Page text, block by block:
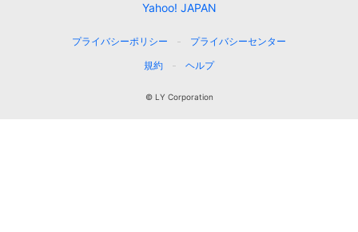
Yahoo! JAPAN
プライバシーポリシー
プライバシーセンター
規約
ヘルプ
© LY Corporation